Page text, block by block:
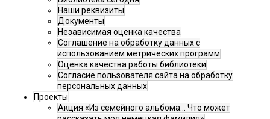
Наши реквизиты
Документы
Независимая оценка качества
Соглашение на обработку данных с
использованием метрических программ
Оценка качества работы библиотеки
Согласие пользователя сайта на обработку
персональных данных
Проекты
Акция «Из семейного альбома... Что может